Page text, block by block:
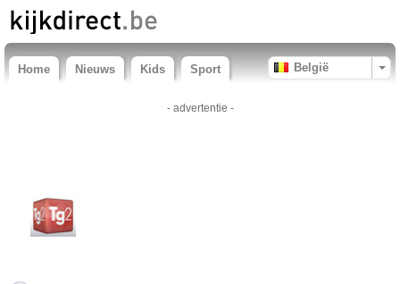
Home Nieuws Kids Sport België
- advertentie -